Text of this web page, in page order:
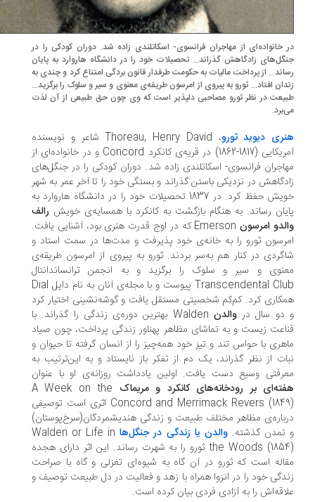
خانواده‌ای از مهاجران فرانسوی- اسکاتلندی زاده شد. دوران کودکی را در
زادگاهش گذراند... تحصیلات خود را در دانشگاه هاروارد به پایان
از پرداخت مالیات به حکومت طرفدار قانون بردگی امتناع کرد و چندی به
افتاد... ثورو به پیروی از امرسون طریقه‌ی معنوی و سیر و سلوک را برگزید...
در نظر ثورو مصاحبی دلپذیر است که وی چون حق طبیعی از آن لذت
دیوید ثورو
، Thoreau, Henry David شاعر و نویسنده
آمریکایی (1817-1862) در قریه‌ی کانکرد Concord و در خانواده‌ای از
فرانسوی- اسکاتلندی زاده شد. دوران کودکی را در جنگل‌های
در نزدیکی باستن گذراند و بستگی خود را تا آخر عمر به شهر
خویش حفظ کرد. در 1837 تحصیلات خود را در دانشگاه هاروارد به
رساند. به هنگام بازگشت به کانکرد با همسایه‌ی خویشرالف
امرسون
Emerson که در اوج قدرت هنری بود، آشنایی یافت.
ثورو را به خانه‌ی خود پذیرفت و مدت‌ها در سمت استاد و
در کنار هم به‌سر بردند. ثورو به پیروی از امرسون طریقه‌ی
و سیر و سلوک را برگزید و به انجمن ترانساندانتال
Transcendental Club پیوست و با مجله‌ی آنان به نام دایل Dial
کرد. کم‌کم شخصیتی مستقل یافت و گوشه‌نشینی اختیار کرد
سال دروالدن
Walden بهترین دوره‌ی زندگی را گذراند. با
زیست و به تماشای مظاهر پهناور زندگی پرداخت، چون صیاد
با حواس تند و تیز خود همه‌چیز را از انسان گرفته تا حیوان و
از نظر گذراند، یک دم از تفکر باز نایستاد و به این‌ترتیب به
وسیع دست یافت. اولین یادداشت روزانه‌ی او با عنوان
بر رودخانه‌های کانکرد و مریماک A Week on the
Concord and Merrimack Revers (1849) اثری است توصیفی
مظاهر مختلف طبیعت و زندگی هندیشمردگان(سرخ‌پوستان)
گذشته.والدن یا زندگی در جنگل‌ها Walden or Life in
the Woods (1854) ثورو را به شهرت رساند. این اثر دارای هجده
است که ثورو در آن گاه به شیوه‌ای تغزلی و گاه با صراحت
خود را در انزوا همراه با زهد و فعالیت در دل طبیعت توصیف و
را به آزادی فردی بیان کرده است.